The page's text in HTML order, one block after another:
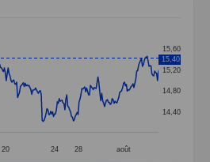
points.
displaying categories.
displaying values. Data ranges
20 24 28 août
14,40
14,80
15,20
15,60
15,40